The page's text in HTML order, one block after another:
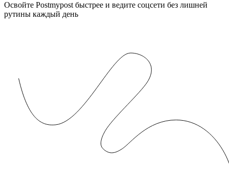
Освойте Postmypost быстрее и ведите соцсети без лишней
рутины каждый день